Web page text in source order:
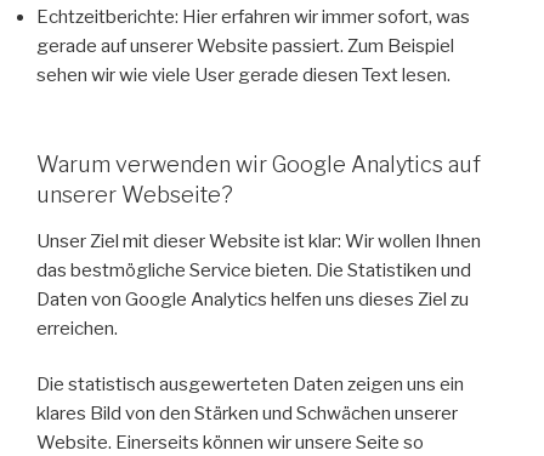
Echtzeitberichte: Hier erfahren wir immer sofort, was
gerade auf unserer Website passiert. Zum Beispiel
sehen wir wie viele User gerade diesen Text lesen.
Warum verwenden wir Google Analytics auf
unserer Webseite?
Unser Ziel mit dieser Website ist klar: Wir wollen Ihnen
das bestmögliche Service bieten. Die Statistiken und
Daten von Google Analytics helfen uns dieses Ziel zu
erreichen.
Die statistisch ausgewerteten Daten zeigen uns ein
klares Bild von den Stärken und Schwächen unserer
Website. Einerseits können wir unsere Seite so